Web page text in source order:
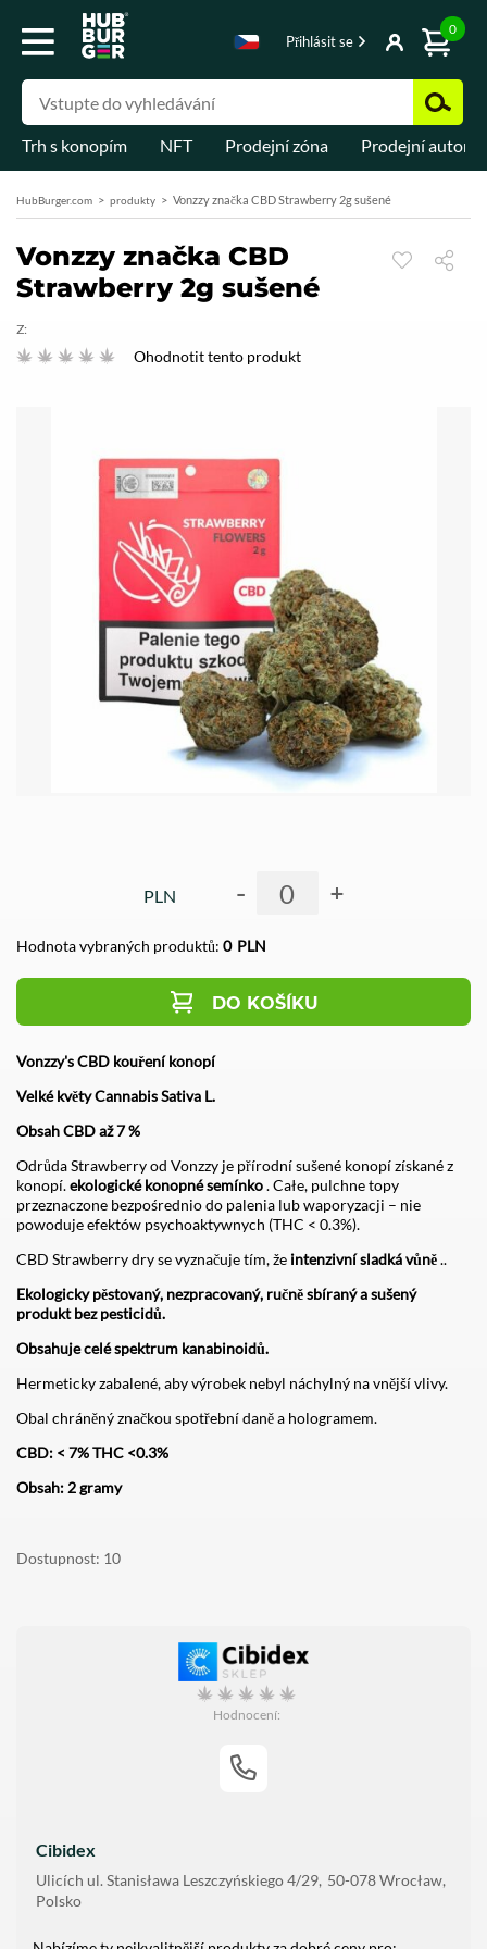
Přihlásit se
0
Trh s konopím NFT Prodejní zóna Prodejní
HubBurger.com produkty Vonzzy značka CBD Strawberry 2g sušené
Vonzzy značka CBD
Strawberry 2g sušené
Z:
Ohodnotit tento produkt
PLN - +
Hodnota vybraných produktů: 0 PLN
DO KOŠÍKU
Vonzzy's CBD kouření konopí
Velké květy Cannabis Sativa L.
Obsah CBD až 7 %
Odrůda Strawberry od Vonzzy je přírodní sušené konopí získané z
konopí.ekologické konopné semínko. Całe, pulchne topy
przeznaczone bezpośrednio do palenia lub waporyzacji – nie
powoduje efektów psychoaktywnych (THC < 0.3%).
CBD Strawberry dry se vyznačuje tím, že intenzivní sladká vůně..
Ekologicky pěstovaný, nezpracovaný, ručně sbíraný a sušený
produkt bez pesticidů.
Obsahuje celé spektrum kanabinoidů.
Hermeticky zabalené, aby výrobek nebyl náchylný na vnější vlivy.
Obal chráněný značkou spotřební daně a hologramem.
CBD: < 7% THC <0.3%
Obsah: 2 gramy
Dostupnost 10
Hodnocení:
Cibidex
Ulicích ul. Stanisława Leszczyńskiego 4/29 50-078Wrocław
Polsko